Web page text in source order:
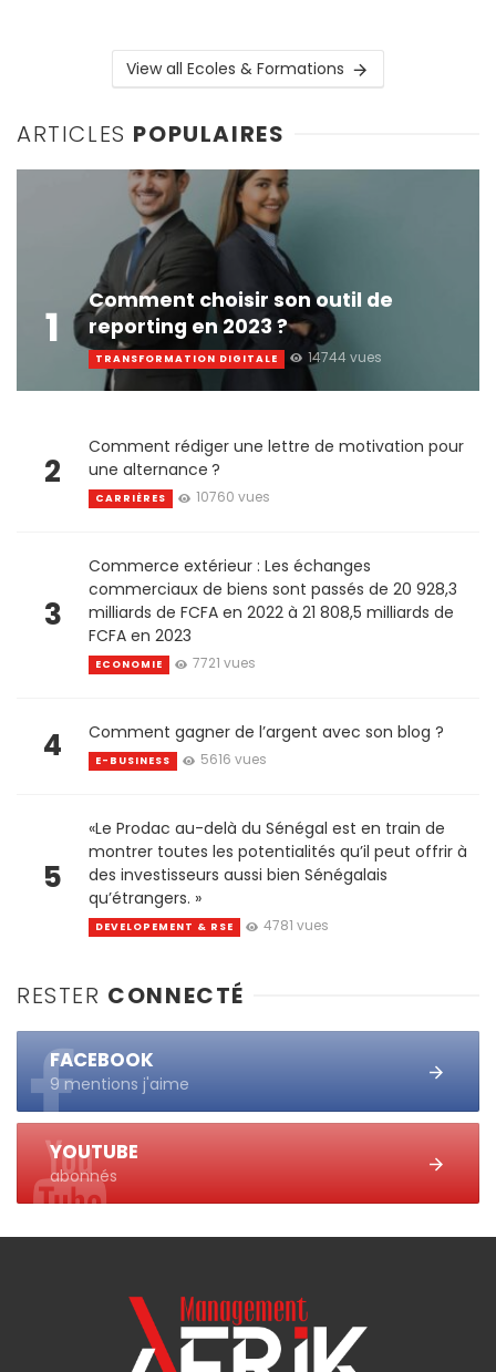
View all Ecoles & Formations
ARTICLES POPULAIRES
1
Comment choisir son outil de
reporting en 2023 ?
TRANSFORMATION DIGITALE 14744 vues
2
Comment rédiger une lettre de motivation pour
une alternance ?
CARRIÈRES 10760 vues
3
Commerce extérieur : Les échanges
commerciaux de biens sont passés de 20 928,3
milliards de FCFA en 2022 à 21 808,5 milliards de
FCFA en 2023
ECONOMIE 7721 vues
4 Comment gagner de l’argent avec son blog ?
E-BUSINESS 5616 vues
5
«Le Prodac au-delà du Sénégal est en train de
montrer toutes les potentialités qu’il peut offrir à
des investisseurs aussi bien Sénégalais
qu’étrangers. »
DEVELOPEMENT & RSE 4781 vues
RESTER CONNECTÉ
FACEBOOK
9 mentions j'aime
YOUTUBE
abonnés